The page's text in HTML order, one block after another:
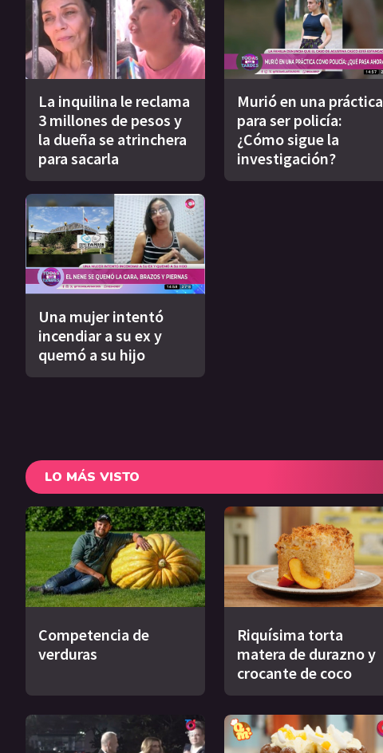
La inquilina le reclama
3 millones de pesos y
la dueña se atrinchera
para sacarla
Murió en una práctica
para ser policía:
¿Cómo sigue la
investigación?
Una mujer intentó
incendiar a su ex y
quemó a su hijo
LO MÁS VISTO
Competencia de
verduras
Riquísima torta
matera de durazno y
crocante de coco